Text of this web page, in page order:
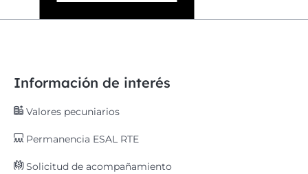
Información de interés
Valores pecuniarios
Permanencia ESAL RTE
Solicitud de acompañamiento